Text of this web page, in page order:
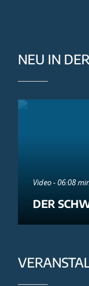
NEU IN
Video - 06:08
DER